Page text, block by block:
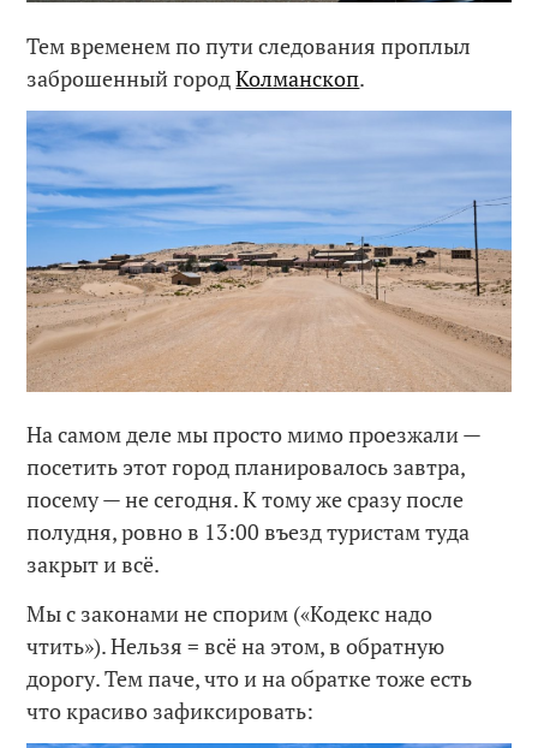
Тем временем по пути следования проплыл
заброшенный городКолманскоп.
На самом деле мы просто мимо проезжали —
посетить этот город планировалось завтра,
посему — не сегодня. К тому же сразу после
полудня, ровно в 13:00 въезд туристам туда
закрыт и всё.
Мы с законами не спорим («Кодекс надо
чтить»). Нельзя = всё на этом, в обратную
дорогу. Тем паче, что и на обратке тоже есть
что красиво зафиксировать: